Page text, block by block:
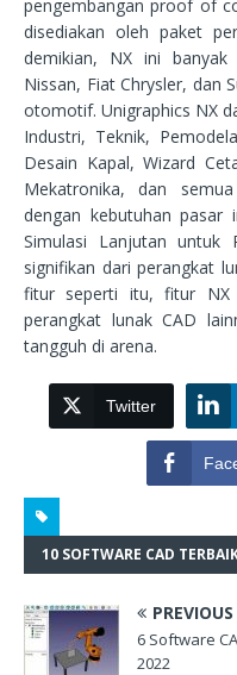
pengembangan proof of
disediakan oleh paket
demikian, NX ini
Nissan, Fiat Chrysler, dan
otomotif. Unigraphics NX
Industri, Teknik,
Desain Kapal, Wizard
Mekatronika, dan
dengan kebutuhan pasar
Simulasi Lanjutan untuk
signifikan dari perangkat
fitur seperti itu, fitur NX
perangkat lunak CAD
tangguh di arena.
Twitter
10 SOFTWARE CAD
PREVIOUS
6 Software
2022